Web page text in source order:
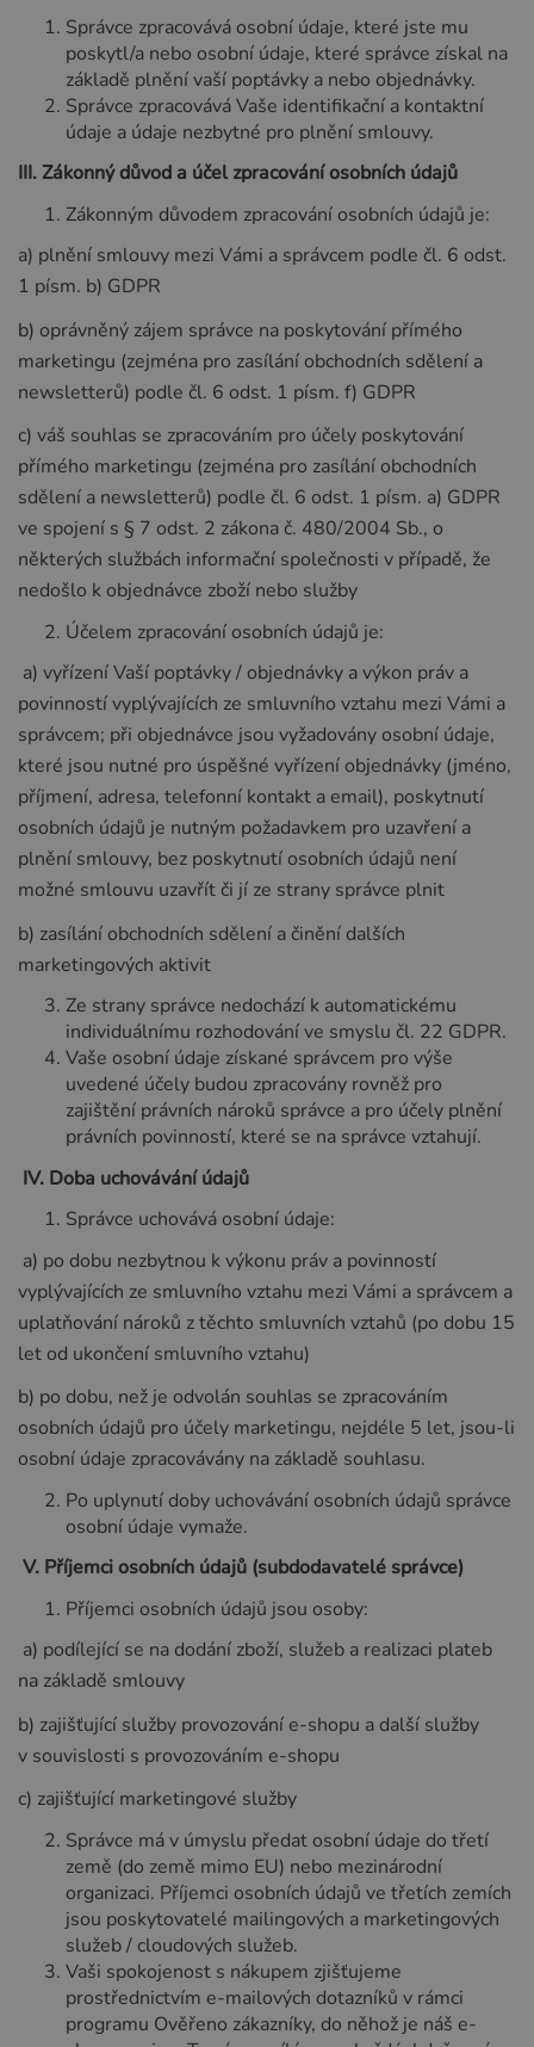
Správce zpracovává osobní údaje, které jste mu
poskytl/a nebo osobní údaje, které správce získal na
základě plnění vaší poptávky a nebo objednávky.
Správce zpracovává Vaše identifikační a kontaktní
údaje a údaje nezbytné pro plnění smlouvy.
III. Zákonný důvod a účel zpracování osobních údajů
Zákonným důvodem zpracování osobních údajů je:
a) plnění smlouvy mezi Vámi a správcem podle čl. 6 odst.
1 písm. b) GDPR
b) oprávněný zájem správce na poskytování přímého
marketingu (zejména pro zasílání obchodních sdělení a
newsletterů) podle čl. 6 odst. 1 písm. f) GDPR
c) váš souhlas se zpracováním pro účely poskytování
přímého marketingu (zejména pro zasílání obchodních
sdělení a newsletterů) podle čl. 6 odst. 1 písm. a) GDPR
ve spojení s § 7 odst. 2 zákona č. 480/2004 Sb., o
některých službách informační společnosti v případě, že
nedošlo k objednávce zboží nebo služby
Účelem zpracování osobních údajů je:
a) vyřízení Vaší poptávky / objednávky a výkon práv a
povinností vyplývajících ze smluvního vztahu mezi Vámi a
správcem; při objednávce jsou vyžadovány osobní údaje,
které jsou nutné pro úspěšné vyřízení objednávky (jméno,
příjmení, adresa, telefonní kontakt a email), poskytnutí
osobních údajů je nutným požadavkem pro uzavření a
plnění smlouvy, bez poskytnutí osobních údajů není
možné smlouvu uzavřít či jí ze strany správce plnit
b) zasílání obchodních sdělení a činění dalších
marketingových aktivit
Ze strany správce nedochází k automatickému
individuálnímu rozhodování ve smyslu čl. 22 GDPR.
Vaše osobní údaje získané správcem pro výše
uvedené účely budou zpracovány rovněž pro
zajištění právních nároků správce a pro účely plnění
právních povinností, které se na správce vztahují.
IV. Doba uchovávání údajů
Správce uchovává osobní údaje:
a) po dobu nezbytnou k výkonu práv a povinností
vyplývajících ze smluvního vztahu mezi Vámi a správcem a
uplatňování nároků z těchto smluvních vztahů (po dobu 15
let od ukončení smluvního vztahu)
b) po dobu, než je odvolán souhlas se zpracováním
osobních údajů pro účely marketingu, nejdéle 5 let, jsou-li
osobní údaje zpracovávány na základě souhlasu.
Po uplynutí doby uchovávání osobních údajů správce
osobní údaje vymaže.
V. Příjemci osobních údajů (subdodavatelé správce)
Příjemci osobních údajů jsou osoby:
a) podílející se na dodání zboží, služeb a realizaci plateb
na základě smlouvy
b) zajišťující služby provozování e-shopu a další služby
v souvislosti s provozováním e-shopu
c) zajišťující marketingové služby
Správce má v úmyslu předat osobní údaje do třetí
země (do země mimo EU) nebo mezinárodní
organizaci. Příjemci osobních údajů ve třetích zemích
jsou poskytovatelé mailingových a marketingových
služeb / cloudových služeb.
Vaši spokojenost s nákupem zjišťujeme
prostřednictvím e-mailových dotazníků v rámci
programu Ověřeno zákazníky, do něhož je náš e-